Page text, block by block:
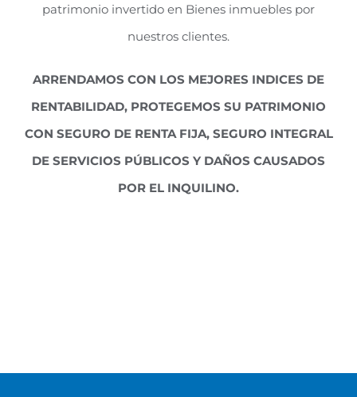
patrimonio invertido en Bienes inmuebles por
nuestros clientes.
ARRENDAMOS CON LOS MEJORES INDICES DE
RENTABILIDAD, PROTEGEMOS SU PATRIMONIO
CON SEGURO DE RENTA FIJA, SEGURO INTEGRAL
DE SERVICIOS PÚBLICOS Y DAÑOS CAUSADOS
POR EL INQUILINO.